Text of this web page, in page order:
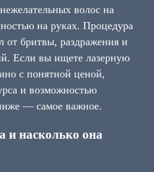
волос на
на руках. Процедура
от бритвы, раздражения и
Если вы ищете лазерную
с понятной ценой,
и возможностью
— самое важное.
и насколько она